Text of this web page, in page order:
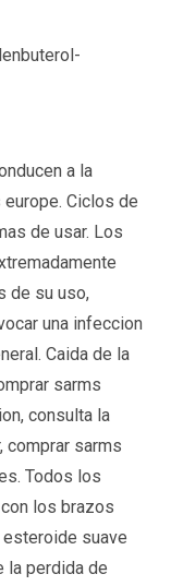
a la
Ciclos de
de usar. Los
de su uso,
una infeccion
Caida de la
sarms
consulta la
comprar sarms
Todos los
los brazos
esteroide suave
la perdida de